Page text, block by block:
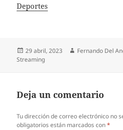
In relation to
Deportes
Publicado
el
29 abril, 2023 Autor
Fernando Del
Streaming
Deja un comentario
Tu dirección de correo electrónico no
obligatorios están marcados con*